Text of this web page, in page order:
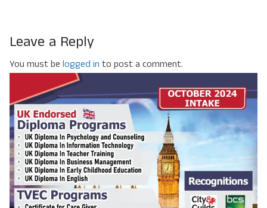
Leave a Reply
You must be logged in to post a comment.